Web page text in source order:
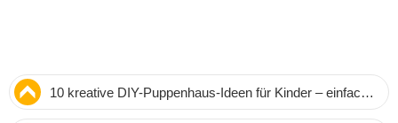
10 kreative DIY-Puppenhaus-Ideen für Kinder – einfach
und sicher selbst bauen